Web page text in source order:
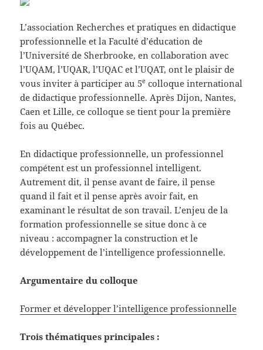
L’association Recherches et pratiques en didactique
professionnelle et la Faculté d’éducation de
l’Université de Sherbrooke, en collaboration avec
l’UQAM, l’UQAR, l’UQAC et l’UQAT, ont le plaisir de
vous inviter à participer au 5e colloque international
de didactique professionnelle. Après Dijon, Nantes,
Caen et Lille, ce colloque se tient pour la première
fois au Québec.
En didactique professionnelle, un professionnel
compétent est un professionnel intelligent.
Autrement dit, il pense avant de faire, il pense
quand il fait et il pense après avoir fait, en
examinant le résultat de son travail. L’enjeu de la
formation professionnelle se situe donc à ce
niveau : accompagner la construction et le
développement de l’intelligence professionnelle.
Argumentaire du colloque
Former et développer l’intelligence professionnelle
Trois thématiques principales :